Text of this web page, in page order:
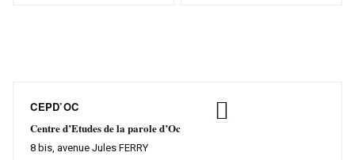
CEPD’OC
Centre d’Etudes de la parole d’Oc
8 bis, avenue Jules FERRY